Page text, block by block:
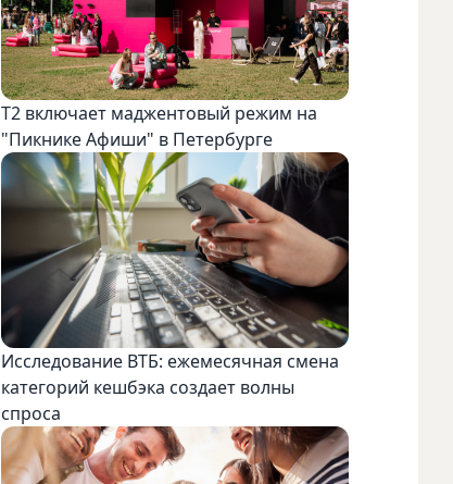
Т2 включает маджентовый режим на
"Пикнике Афиши" в Петербурге
Исследование ВТБ: ежемесячная смена
категорий кешбэка создает волны
спроса